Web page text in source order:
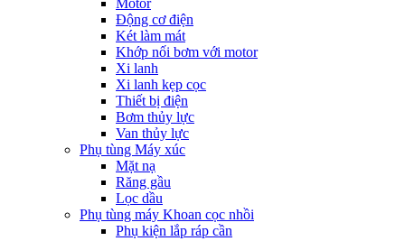
Động cơ điện
Két làm mát
Khớp nối bơm với motor
Xi lanh
Xi lanh kẹp cọc
Thiết bị điện
Bơm thủy lực
Van thủy lực
Phụ tùng Máy xúc
Mặt nạ
Răng gầu
Lọc dầu
Phụ tùng máy Khoan cọc nhồi
Phụ kiện lắp ráp cần